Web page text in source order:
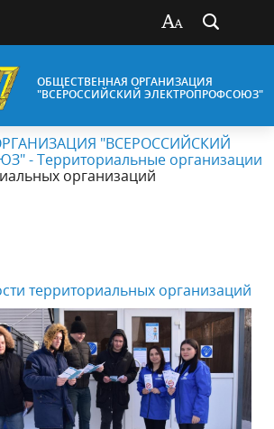
ОБЩЕСТВЕННАЯ ОРГАНИЗАЦИЯ
"ВСЕРОССИЙСКИЙ ЭЛЕКТРОПРОФСОЮЗ"
"ВСЕРОССИЙСКИЙ
- Территориальные организации
организаций
территориальных организаций